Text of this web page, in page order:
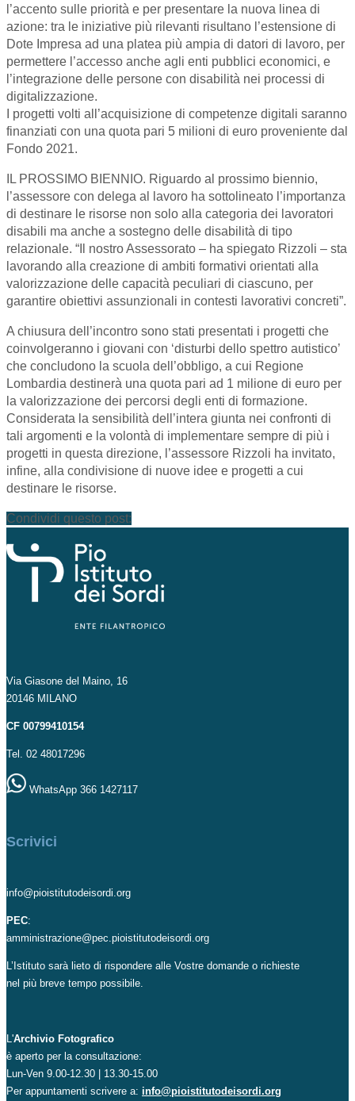
l’accento sulle priorità e per presentare la nuova linea di
azione: tra le iniziative più rilevanti risultano l’estensione di
Dote Impresa ad una platea più ampia di datori di lavoro, per
permettere l’accesso anche agli enti pubblici economici, e
l’integrazione delle persone con disabilità nei processi di
digitalizzazione.
I progetti volti all’acquisizione di competenze digitali saranno
finanziati con una quota pari 5 milioni di euro proveniente dal
Fondo 2021.
IL PROSSIMO BIENNIO. Riguardo al prossimo biennio,
l’assessore con delega al lavoro ha sottolineato l’importanza
di destinare le risorse non solo alla categoria dei lavoratori
disabili ma anche a sostegno delle disabilità di tipo
relazionale. “Il nostro Assessorato – ha spiegato Rizzoli – sta
lavorando alla creazione di ambiti formativi orientati alla
valorizzazione delle capacità peculiari di ciascuno, per
garantire obiettivi assunzionali in contesti lavorativi concreti”.
A chiusura dell’incontro sono stati presentati i progetti che
coinvolgeranno i giovani con ‘disturbi dello spettro autistico’
che concludono la scuola dell’obbligo, a cui Regione
Lombardia destinerà una quota pari ad 1 milione di euro per
la valorizzazione dei percorsi degli enti di formazione.
Considerata la sensibilità dell’intera giunta nei confronti di
tali argomenti e la volontà di implementare sempre di più i
progetti in questa direzione, l’assessore Rizzoli ha invitato,
infine, alla condivisione di nuove idee e progetti a cui
destinare le risorse.
Condividi questo post:
Via Giasone del Maino, 16
20146 MILANO
CF 00799410154
Tel. 02 48017296
WhatsApp 366 1427117
Scrivici
info@pioistitutodeisordi.org
PEC:
amministrazione@pec.pioistitutodeisordi.org
L’Istituto sarà lieto di rispondere alle Vostre domande o richieste
nel più breve tempo possibile.
L'Archivio Fotografico
è aperto per la consultazione:
Lun-Ven 9.00-12.30 | 13.30-15.00
Per appuntamenti scrivere a: info@pioistitutodeisordi.org